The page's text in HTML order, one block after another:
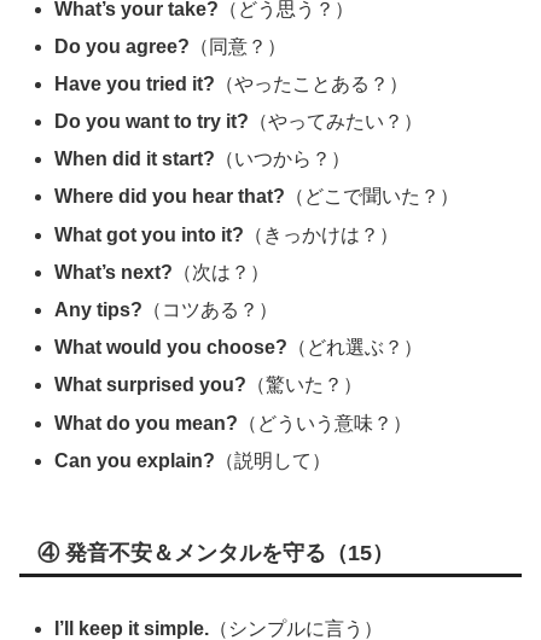
What’s your take? （どう思う？）
Do you agree? （同意？）
Have you tried it? （やったことある？）
Do you want to try it? （やってみたい？）
When did it start? （いつから？）
Where did you hear that? （どこで聞いた？）
What got you into it? （きっかけは？）
What’s next? （次は？）
Any tips? （コツある？）
What would you choose? （どれ選ぶ？）
What surprised you? （驚いた？）
What do you mean? （どういう意味？）
Can you explain? （説明して）
④ 発音不安＆メンタルを守る（15）
I’ll keep it simple. （シンプルに言う）